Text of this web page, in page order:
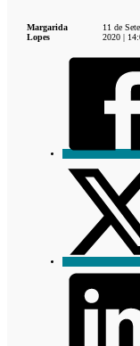
Margarida
Lopes
11 de
2020 |